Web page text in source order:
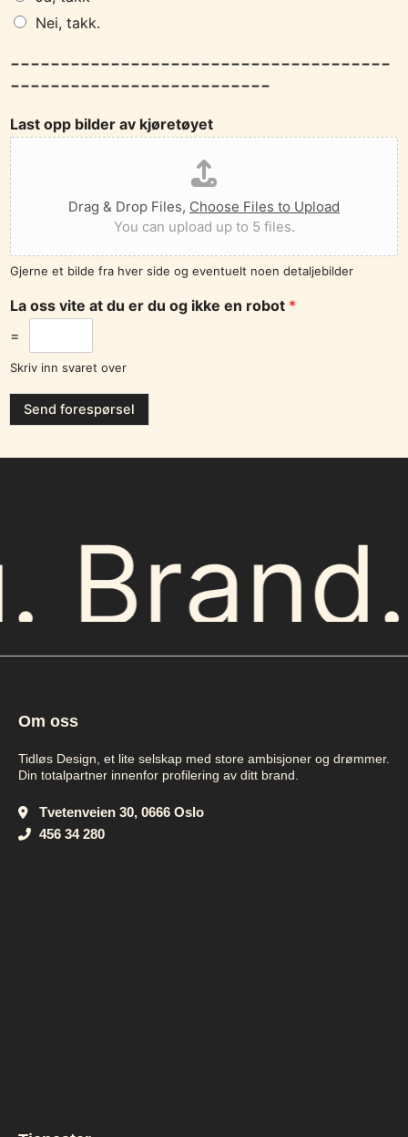
Nei, takk.
--------------------------------------
--------------------------
Last opp bilder av kjøretøyet
Drag & Drop Files, Choose Files to Upload
You can upload up to 5 files.
Gjerne et bilde fra hver side og eventuelt noen detaljebilder
La oss vite at du er du og ikke en robot *
=
Skriv inn svaret over
Send forespørsel
Om oss
Tidløs Design, et lite selskap med store ambisjoner og drømmer.
Din totalpartner innenfor profilering av ditt brand.
Tvetenveien 30, 0666 Oslo
456 34 280